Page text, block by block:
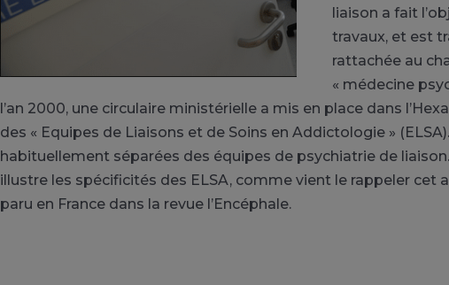
liaison a fait
travaux, et est
rattachée au
« médecine
l’an 2000, une circulaire ministérielle a mis en place dans
des « Equipes de Liaisons et de Soins en Addictologie »
habituellement séparées des équipes de psychiatrie de
illustre les spécificités des ELSA, comme vient le rappeler cet
paru en France dans la revue l’Encéphale.